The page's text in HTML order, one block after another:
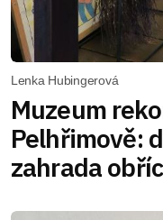
Lenka Hubingerová
Muzeum
Pelhřimově:
zahrada